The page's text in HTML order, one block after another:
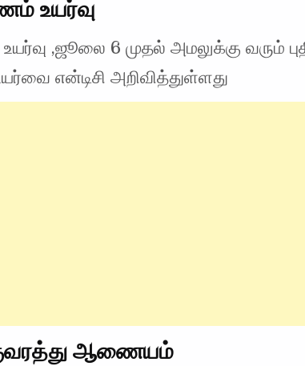
உயர்வு
,ஜூலை 6 முதல் அமலுக்கு வரும்
என்டிசி அறிவித்துள்ளது
ஆணையம்